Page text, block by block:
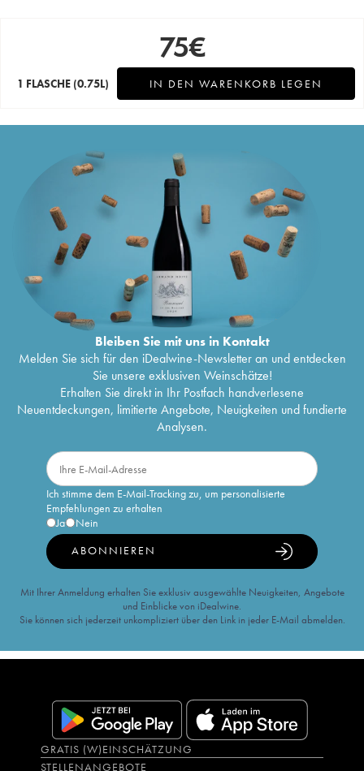
75€
1 FLASCHE (0.75L) IN DEN WARENKORB LEGEN
Bleiben Sie mit uns in Kontakt
Melden Sie sich für den iDealwine-Newsletter an und entdecken
Sie unsere exklusiven Weinschätze!
Erhalten Sie direkt in Ihr Postfach handverlesene
Neuentdeckungen, limitierte Angebote, Neuigkeiten und fundierte
Analysen.
Ich stimme dem E-Mail-Tracking zu, um personalisierte
Empfehlungen zu erhalten
Ja
Nein
ABONNIEREN
Mit Ihrer Anmeldung erhalten Sie exklusiv ausgewählte Neuigkeiten, Angebote
und Einblicke von iDealwine.
Sie können sich jederzeit unkompliziert über den Link in jeder E-Mail abmelden.
GRATIS (W)EINSCHÄTZUNG
STELLENANGEBOTE